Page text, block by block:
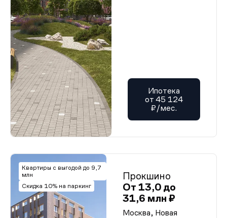
Ипотека
от 45 124
₽/мес.
Квартиры с выгодой до 9,7
млн
Скидка 10% на паркинг
Прокшино
От 13,0 до
31,6 млн ₽
Москва, Новая